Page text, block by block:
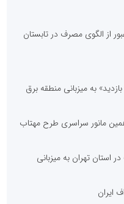
از الگوی مصرف در تابستان
به میزبانی منطقه برق
شانزدهمین مانور سراسری طرح مهتاب
استان تهران به میزبانی
ایران